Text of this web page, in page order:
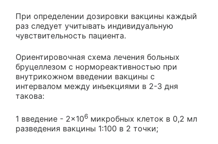
При определении дозировки вакцины каждый
раз следует учитывать индивидуальную
чувствительность пациента.
Ориентировочная схема лечения больных
бруцеллезом с нормореактивностью при
внутрикожном введении вакцины с
интервалом между инъекциями в 2-3 дня
такова:
1 введение - 2×106 микробных клеток в 0,2 мл
разведения вакцины 1:100 в 2 точки;